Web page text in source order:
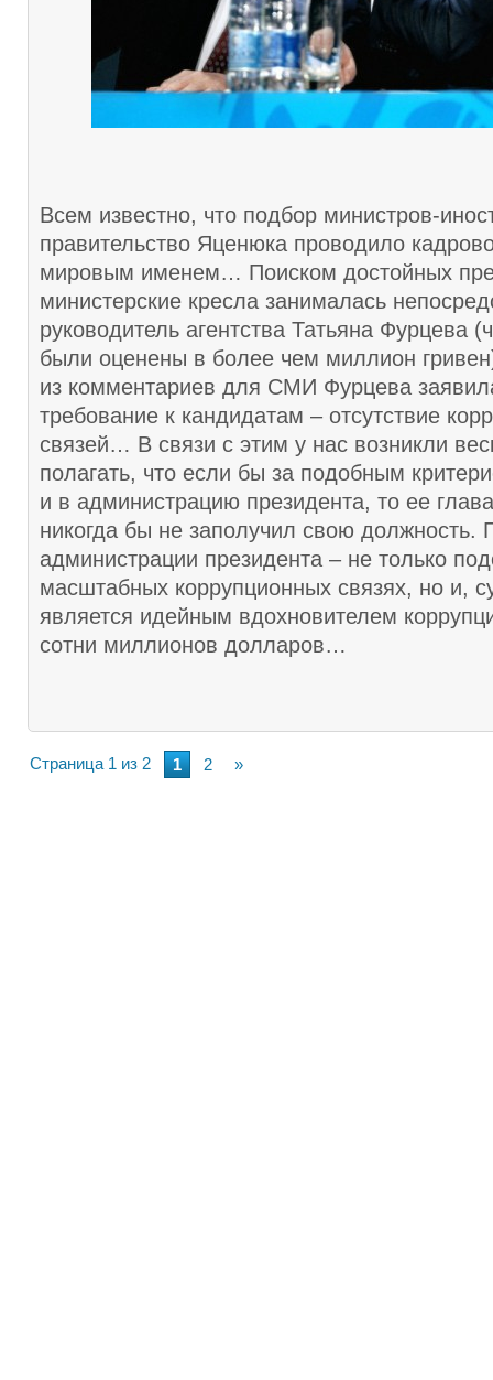
Всем известно, что подбор министров-
правительство Яценюка проводило
мировым именем… Поиском достойных
министерские кресла занималась
руководитель агентства Татьяна Фурцева
были оценены в более чем миллион
из комментариев для СМИ Фурцева
требование к кандидатам – отсутствие
связей… В связи с этим у нас возникли
полагать, что если бы за подобным
и в администрацию президента, то ее
никогда бы не заполучил свою должность.
администрации президента – не только
масштабных коррупционных связях, но и,
является идейным вдохновителем
сотни миллионов долларов…
Страница 1 из 2 1 2 »